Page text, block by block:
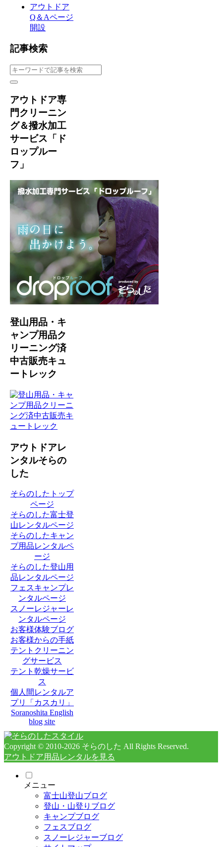
アウトドア
Q＆Aページ
開設
記事検索
アウトドア専
門クリーニン
グ＆撥水加工
サービス「ド
ロップルー
フ」
登山用品・キ
ャンプ用品ク
リーニング済
中古販売キュ
ートレック
アウトドアレ
ンタルそらの
した
そらのしたトップ
ページ
そらのした富士登
山レンタルページ
そらのしたキャン
プ用品レンタルペ
ージ
そらのした登山用
品レンタルページ
フェスキャンプレ
ンタルページ
スノーレジャーレ
ンタルページ
お客様体験ブログ
お客様からの手紙
テントクリーニン
グサービス
テント乾燥サービ
ス
個人間レンタルア
プリ「カスカリ」
Soranoshita English
blog site
Copyright © 2010-2026 そらのした All Rights Reserved.
アウトドア用品レンタルを見る
メニュー
富士山登山ブログ
登山・山登りブログ
キャンプブログ
フェスブログ
スノーレジャーブログ